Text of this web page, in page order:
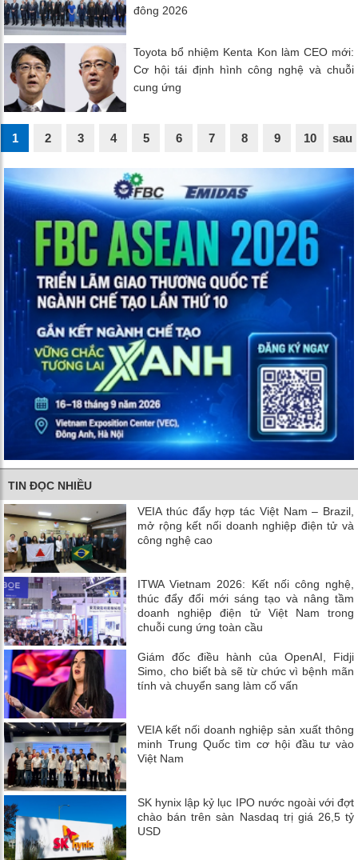
đông 2026
Toyota bổ nhiệm Kenta Kon làm CEO mới:
Cơ hội tái định hình công nghệ và chuỗi
cung ứng
1 2 3 4 5 6 7 8 9 10 sau
TIN ĐỌC NHIỀU
VEIA thúc đẩy hợp tác Việt Nam – Brazil,
mở rộng kết nối doanh nghiệp điện tử và
công nghệ cao
ITWA Vietnam 2026: Kết nối công nghệ,
thúc đẩy đổi mới sáng tạo và nâng tầm
doanh nghiệp điện tử Việt Nam trong
chuỗi cung ứng toàn cầu
Giám đốc điều hành của OpenAI, Fidji
Simo, cho biết bà sẽ từ chức vì bệnh mãn
tính và chuyển sang làm cố vấn
VEIA kết nối doanh nghiệp sản xuất thông
minh Trung Quốc tìm cơ hội đầu tư vào
Việt Nam
SK hynix lập kỷ lục IPO nước ngoài với đợt
chào bán trên sàn Nasdaq trị giá 26,5 tỷ
USD